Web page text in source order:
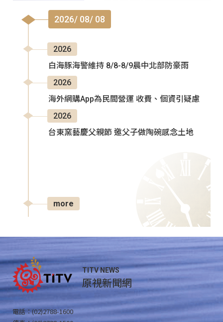
2026/ 08/ 08
2026
白海豚海警維持 8/8-8/9晨中北部防豪雨
2026
海外網購App為民間營運 收費、個資引疑慮
2026
台東窯藝慶父親節 邀父子做陶碗感念土地
more
TITV NEWS
原視新聞網
電話：(02)2788-1600